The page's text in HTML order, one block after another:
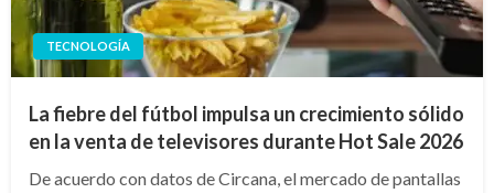
TECNOLOGÍA
La fiebre del fútbol impulsa un crecimiento sólido
en la venta de televisores durante Hot Sale 2026
De acuerdo con datos de Circana, el mercado de pantallas